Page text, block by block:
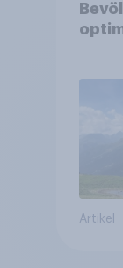
Artikel